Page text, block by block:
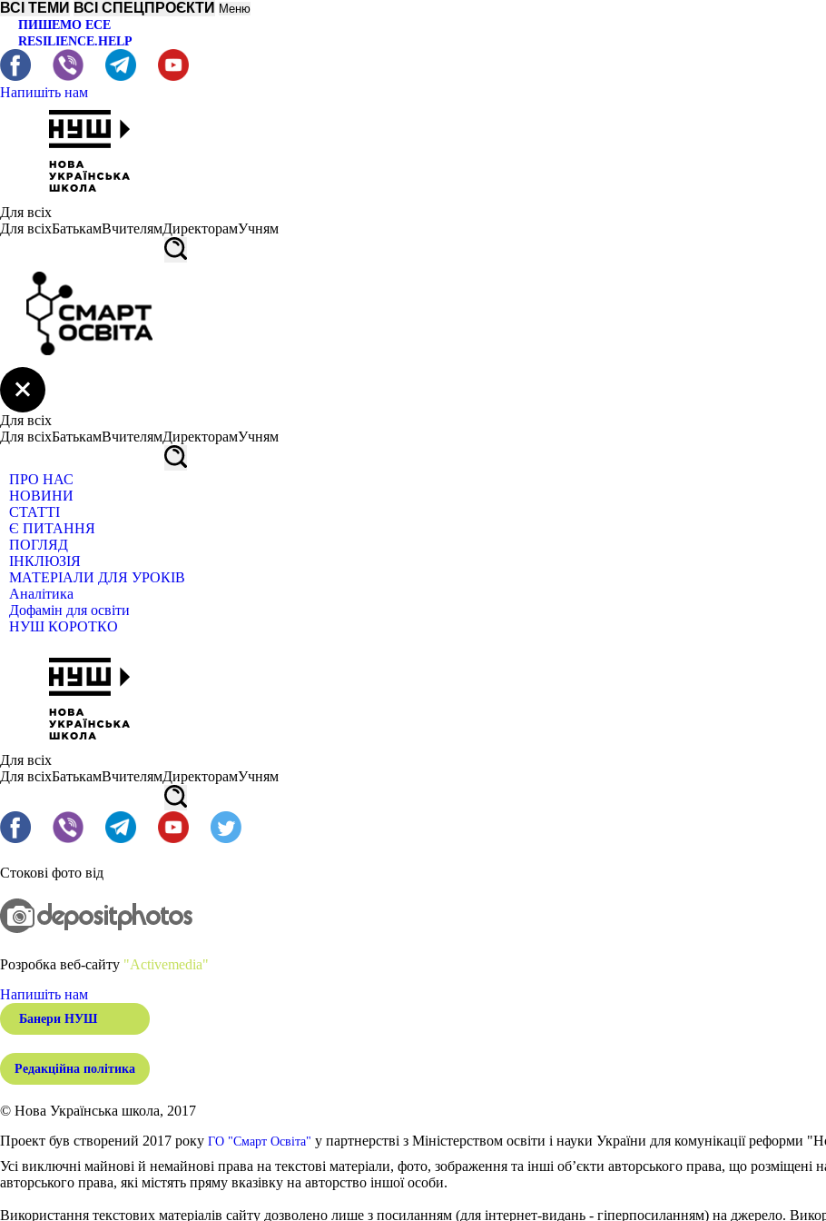
ВСІ ТЕМИ ВСІ СПЕЦПРОЄКТИ Меню
ПИШЕМО ЕСЕ
RESILIENCE.HELP
Напишіть нам
Для всіх
Для всіхБатькамВчителямДиректорамУчням
Для всіх
Для всіхБатькамВчителямДиректорамУчням
ПРО НАС
НОВИНИ
СТАТТІ
Є ПИТАННЯ
ПОГЛЯД
ІНКЛЮЗІЯ
МАТЕРІАЛИ ДЛЯ УРОКІВ
Аналітика
Дофамін для освіти
НУШ КОРОТКО
Для всіх
Для всіхБатькамВчителямДиректорамУчням
Стокові фото від
Розробка веб-сайту "Activemedia"
Напишіть нам
Банери НУШ
Редакційна політика
© Нова Українська школа, 2017
Проект був створений 2017 року ГО "Смарт Освіта" у партнерстві з Міністерством освіти і науки України для комунікації реформи
Усі виключні майнові й немайнові права на текстові матеріали, фото, зображення та інші об’єкти авторського права, що розміщені
авторського права, які містять пряму вказівку на авторство іншої особи.
Використання текстових матеріалів сайту дозволено лише з посиланням (для інтернет-видань - гіперпосиланням) на джерело.